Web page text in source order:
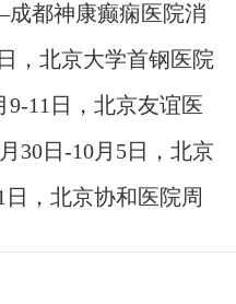
都神康癫痫医院消
，北京大学首钢医院
会诊，破解癫痫疑难
9-11日，北京友谊医
援助，破解癫痫难
30日-10月5日，北京
城亲诊+癫痫大额救
日，北京协和医院周